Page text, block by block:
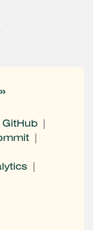
GitHub